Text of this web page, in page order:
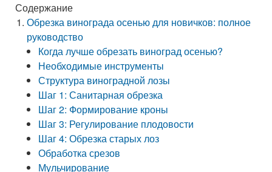
Содержание
Обрезка винограда осенью для новичков: полное
руководство
Когда лучше обрезать виноград осенью?
Необходимые инструменты
Структура виноградной лозы
Шаг 1: Санитарная обрезка
Шаг 2: Формирование кроны
Шаг 3: Регулирование плодовости
Шаг 4: Обрезка старых лоз
Обработка срезов
Мульчирование